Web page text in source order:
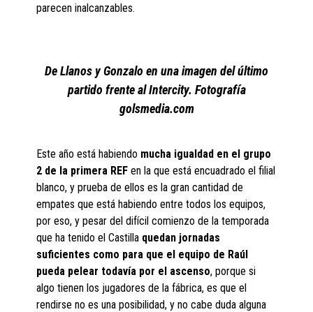
parecen inalcanzables.
De Llanos y Gonzalo en una imagen del último
partido frente al Intercity. Fotografía
golsmedia.com
Este año está habiendo mucha igualdad en el grupo
2 de la primera REF en la que está encuadrado el filial
blanco, y prueba de ellos es la gran cantidad de
empates que está habiendo entre todos los equipos,
por eso, y pesar del difícil comienzo de la temporada
que ha tenido el Castilla quedan jornadas
suficientes como para que el equipo de Raúl
pueda pelear todavía por el ascenso, porque si
algo tienen los jugadores de la fábrica, es que el
rendirse no es una posibilidad, y no cabe duda alguna